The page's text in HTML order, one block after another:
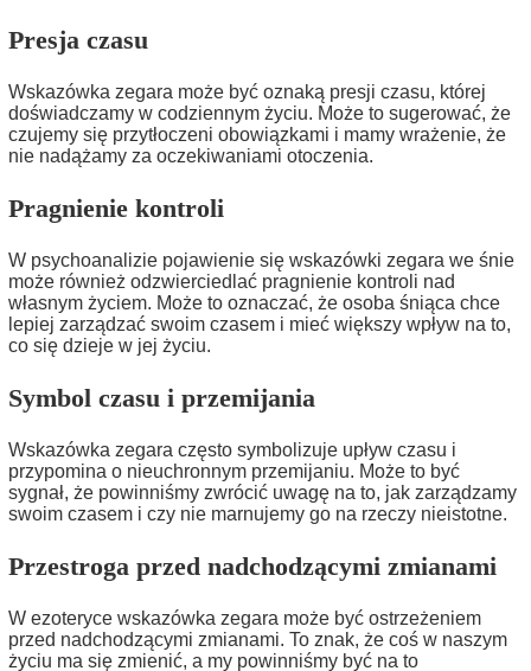
Presja czasu
Wskazówka zegara może być oznaką presji czasu, której
doświadczamy w codziennym życiu. Może to sugerować, że
czujemy się przytłoczeni obowiązkami i mamy wrażenie, że
nie nadążamy za oczekiwaniami otoczenia.
Pragnienie kontroli
W psychoanalizie pojawienie się wskazówki zegara we śnie
może również odzwierciedlać pragnienie kontroli nad
własnym życiem. Może to oznaczać, że osoba śniąca chce
lepiej zarządzać swoim czasem i mieć większy wpływ na to,
co się dzieje w jej życiu.
Symbol czasu i przemijania
Wskazówka zegara często symbolizuje upływ czasu i
przypomina o nieuchronnym przemijaniu. Może to być
sygnał, że powinniśmy zwrócić uwagę na to, jak zarządzamy
swoim czasem i czy nie marnujemy go na rzeczy nieistotne.
Przestroga przed nadchodzącymi zmianami
W ezoteryce wskazówka zegara może być ostrzeżeniem
przed nadchodzącymi zmianami. To znak, że coś w naszym
życiu ma się zmienić, a my powinniśmy być na to